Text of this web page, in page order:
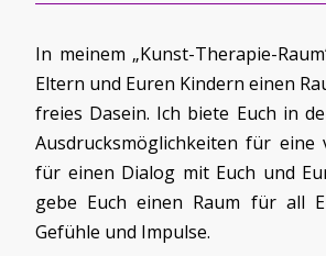
In meinem „Kunst-Therapie-
Eltern und Euren Kindern einen
freies Dasein. Ich biete Euch in
Ausdrucksmöglichkeiten für eine
für einen Dialog mit Euch und
gebe Euch einen Raum für all
Gefühle und Impulse.